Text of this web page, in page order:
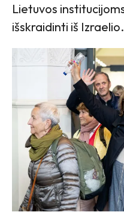
Lietuvos
išskraidinti iš Izraelio.